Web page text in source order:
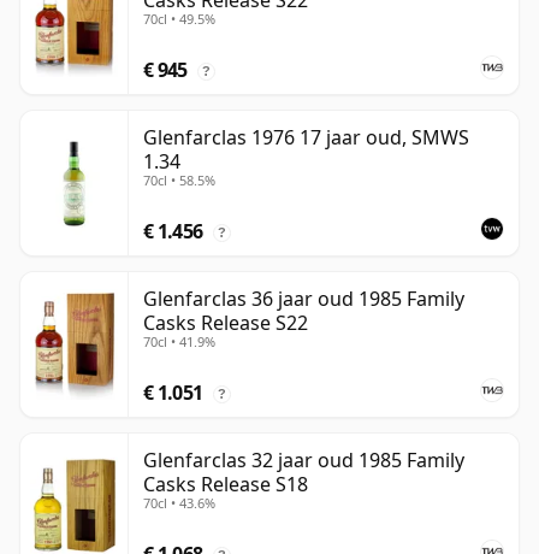
70cl • 49.5%
€ 945 ?
Glenfarclas 1976 17 jaar oud, SMWS
1.34
70cl • 58.5%
€ 1.456 ?
Glenfarclas 36 jaar oud 1985 Family
Casks Release S22
70cl • 41.9%
€ 1.051 ?
Glenfarclas 32 jaar oud 1985 Family
Casks Release S18
70cl • 43.6%